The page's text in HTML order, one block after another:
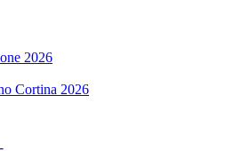
2026
Cortina 2026